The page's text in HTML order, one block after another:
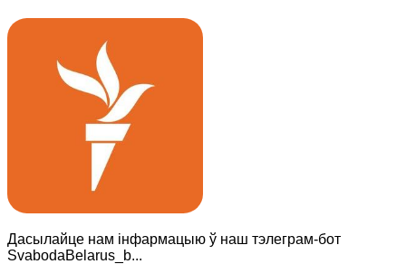
Дасылайце нам інфармацыю ў наш тэлеграм-бот
SvabodaBelarus_b...